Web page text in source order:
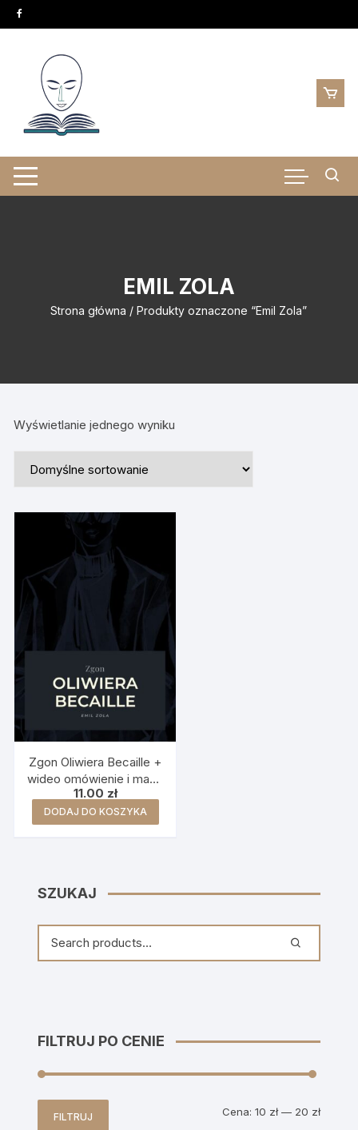
Skip
to
EMIL ZOLA
Strona główna / Produkty oznaczone “Emil Zola”
Wyświetlanie jednego wyniku
Zgon Oliwiera Becaille +
wideo omówienie i mapa
myśli
11.00 zł
DODAJ DO KOSZYKA
SZUKAJ
FILTRUJ PO CENIE
Cena
Cena
FILTRUJ Cena: 10 zł— 20 zł